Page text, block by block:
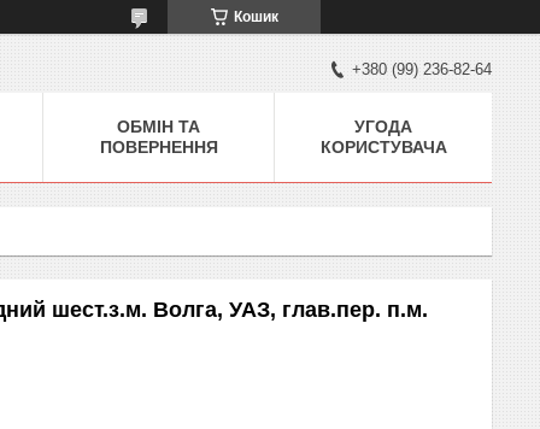
Кошик
+380 (99) 236-82-64
ОБМІН ТА
ПОВЕРНЕННЯ
УГОДА
КОРИСТУВАЧА
шест.з.м. Волга, УАЗ, глав.пер. п.м.